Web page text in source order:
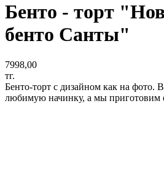
Бенто - торт
бенто Санты"
7998,00
тг.
Бенто-торт с дизайном как на фото.
любимую начинку, а мы приготовим